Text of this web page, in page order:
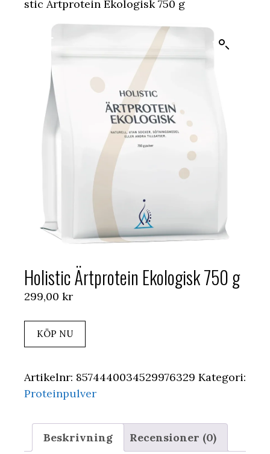
stic Ärtprotein Ekologisk 750 g
Holistic Ärtprotein Ekologisk 750 g
299,00 kr
KÖP NU
Artikelnr: 8574440034529976329 Kategori:
Proteinpulver
Beskrivning Recensioner (0)